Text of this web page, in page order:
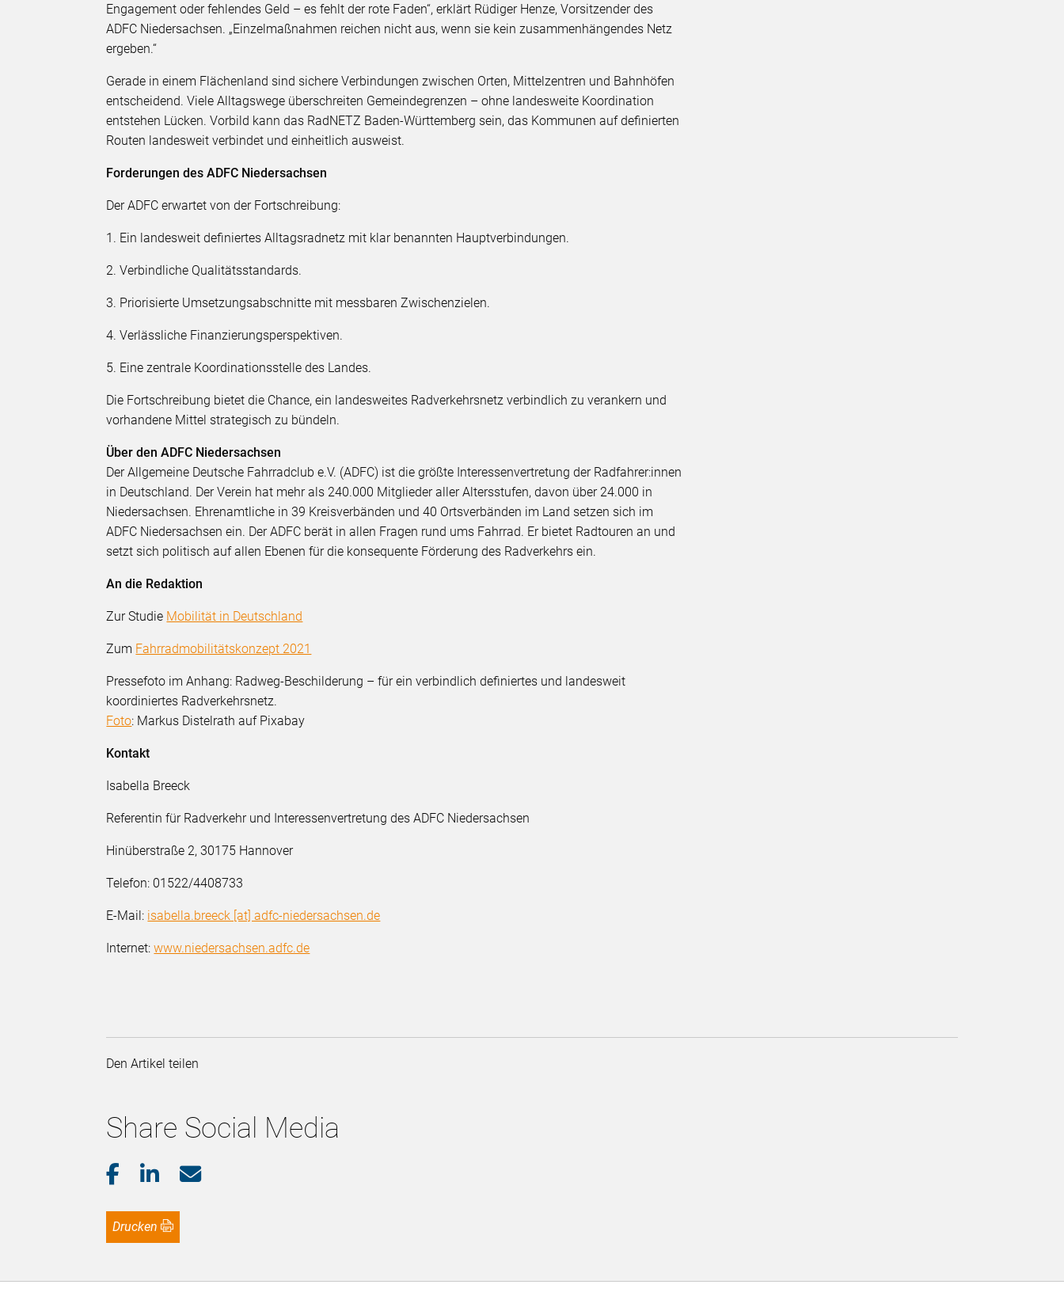
Engagement oder fehlendes Geld – es fehlt der rote Faden“, erklärt Rüdiger Henze, Vorsitzender des
ADFC Niedersachsen. „Einzelmaßnahmen reichen nicht aus, wenn sie kein zusammenhängendes Netz
ergeben.“
Gerade in einem Flächenland sind sichere Verbindungen zwischen Orten, Mittelzentren und Bahnhöfen
entscheidend. Viele Alltagswege überschreiten Gemeindegrenzen – ohne landesweite Koordination
entstehen Lücken. Vorbild kann das RadNETZ Baden-Württemberg sein, das Kommunen auf definierten
Routen landesweit verbindet und einheitlich ausweist.
Forderungen des ADFC Niedersachsen
Der ADFC erwartet von der Fortschreibung:
1. Ein landesweit definiertes Alltagsradnetz mit klar benannten Hauptverbindungen.
2. Verbindliche Qualitätsstandards.
3. Priorisierte Umsetzungsabschnitte mit messbaren Zwischenzielen.
4. Verlässliche Finanzierungsperspektiven.
5. Eine zentrale Koordinationsstelle des Landes.
Die Fortschreibung bietet die Chance, ein landesweites Radverkehrsnetz verbindlich zu verankern und
vorhandene Mittel strategisch zu bündeln.
Über den ADFC Niedersachsen
Der Allgemeine Deutsche Fahrradclub e.V. (ADFC) ist die größte Interessenvertretung der Radfahrer:innen
in Deutschland. Der Verein hat mehr als 240.000 Mitglieder aller Altersstufen, davon über 24.000 in
Niedersachsen. Ehrenamtliche in 39 Kreisverbänden und 40 Ortsverbänden im Land setzen sich im
ADFC Niedersachsen ein. Der ADFC berät in allen Fragen rund ums Fahrrad. Er bietet Radtouren an und
setzt sich politisch auf allen Ebenen für die konsequente Förderung des Radverkehrs ein.
An die Redaktion
Zur Studie Mobilität in Deutschland
Zum Fahrradmobilitätskonzept 2021
Pressefoto im Anhang: Radweg-Beschilderung – für ein verbindlich definiertes und landesweit
koordiniertes Radverkehrsnetz.
Foto: Markus Distelrath auf Pixabay
Kontakt
Isabella Breeck
Referentin für Radverkehr und Interessenvertretung des ADFC Niedersachsen
Hinüberstraße 2, 30175 Hannover
Telefon: 01522/4408733
E-Mail: isabella.breeck [at] adfc-niedersachsen.de
Internet:www.niedersachsen.adfc.de
Den Artikel teilen
Share Social Media
Drucken